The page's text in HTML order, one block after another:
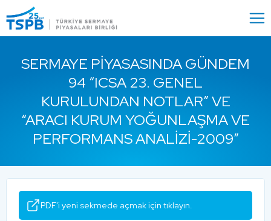
Close
SERMAYE PIYASASINDA GÜNDEM
94 “ICSA 23. GENEL
KURULUNDAN NOTLAR” VE
“ARACI KURUM YOĞUNLAŞMA VE
PERFORMANS ANALIZI-2009”
PDF'i yeni sekmede açmak için tıklayın.